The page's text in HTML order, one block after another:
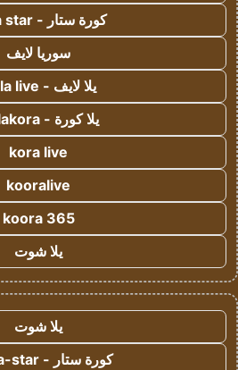
كورة ستار - kora star
سوريا لايف
يلا لايف - yalla live
يلا كورة - yallakora
kora live
kooralive
koora 365
يلا شوت
يلا شوت
كورة ستار - koora-star